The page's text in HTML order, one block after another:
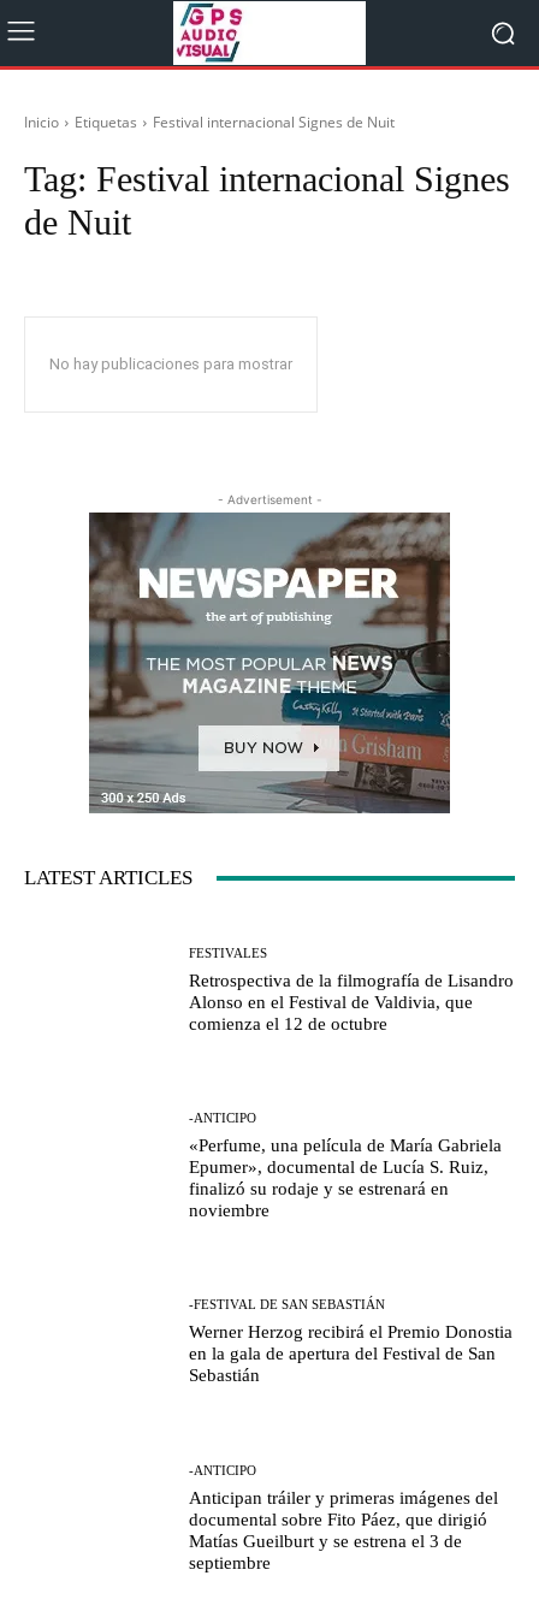
Inicio Etiquetas Festival internacional Signes de Nuit
Tag: Festival internacional Signes
de Nuit
No hay publicaciones para mostrar
- Advertisement -
LATEST ARTICLES
FESTIVALES
Retrospectiva de la filmografía de Lisandro
Alonso en el Festival de Valdivia, que
comienza el 12 de octubre
-ANTICIPO
«Perfume, una película de María Gabriela
Epumer», documental de Lucía S. Ruiz,
finalizó su rodaje y se estrenará en
noviembre
-FESTIVAL DE SAN SEBASTIÁN
Werner Herzog recibirá el Premio Donostia
en la gala de apertura del Festival de San
Sebastián
-ANTICIPO
Anticipan tráiler y primeras imágenes del
documental sobre Fito Páez, que dirigió
Matías Gueilburt y se estrena el 3 de
septiembre